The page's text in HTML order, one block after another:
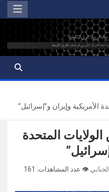
لدراسات الشرق الأوسط
الأمريكية وإيران و”إسرائيل”
المتحدة
👁️ عدد المشاهدات: 161